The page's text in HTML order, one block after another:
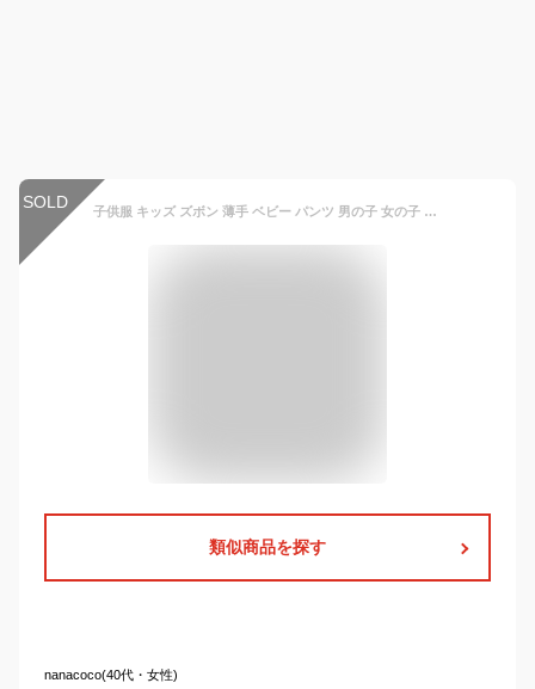
SOLD 子供服 キッズ ズボン 薄手 ベビー パンツ 男の子 女の子 パンツ 長ズボン ボトムス ベビー服 子供服 キッズ ジュニアパンツ 子供 ベビー ボトムス ゆったり 夏 涼しい 麻 リネン 綿麻 九分丈 ウエストゴ
類似商品を探す
nanacoco(40代・女性)